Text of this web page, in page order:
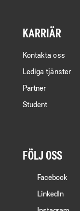
KARRIÄR
Kontakta oss
Lediga tjänster
Partner
Student
FÖLJ OSS
Facebook
LinkedIn